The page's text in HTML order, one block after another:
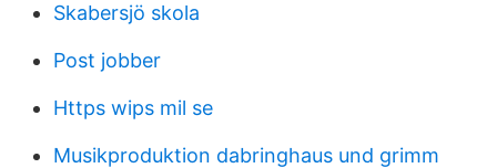
Skabersjö skola
Post jobber
Https wips mil se
Musikproduktion dabringhaus und grimm